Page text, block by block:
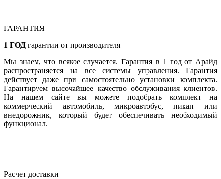
ГАРАНТИЯ
1 ГОД гарантии от производителя
Мы знаем, что всякое случается. Гарантия в 1 год от Арайд
распространяется на все системы управления. Гарантия
действует даже при самостоятельно установки комплекта.
Гарантируем высочайшее качество обслуживания клиентов.
На нашем сайте вы можете подобрать комплект на
коммерческий автомобиль, микроавтобус, пикап или
внедорожник, который будет обеспечивать необходимый
функционал.
Расчет доставки